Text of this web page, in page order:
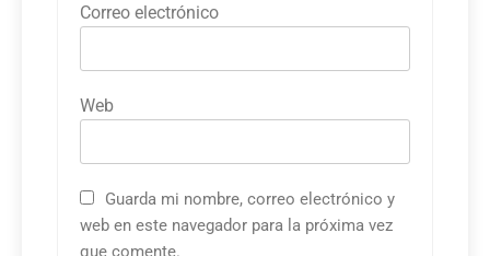
Correo electrónico
Web
Guarda mi nombre, correo electrónico y
web en este navegador para la próxima vez
que comente.